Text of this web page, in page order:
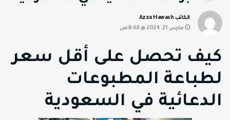
الكاتب Azza Hawash
مارس 21, 2024 @ 8:48ص
كيف تحصل على أقل سعر
لطباعة المطبوعات
الدعائية في السعودية